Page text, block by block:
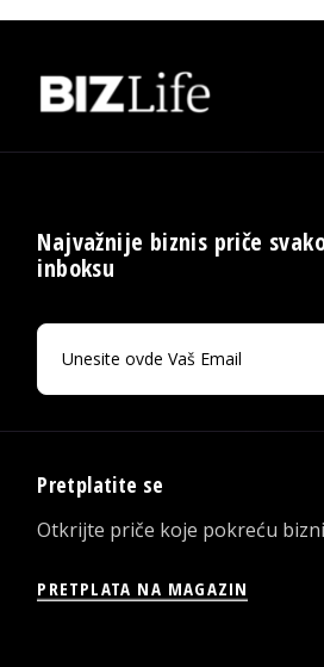
Najvažnije biznis priče
inboksu
Pretplatite se
Otkrijte priče koje pokreću
PRETPLATA NA MAGAZIN